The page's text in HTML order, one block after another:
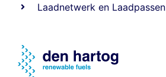
Laadnetwerk en Laadpassen